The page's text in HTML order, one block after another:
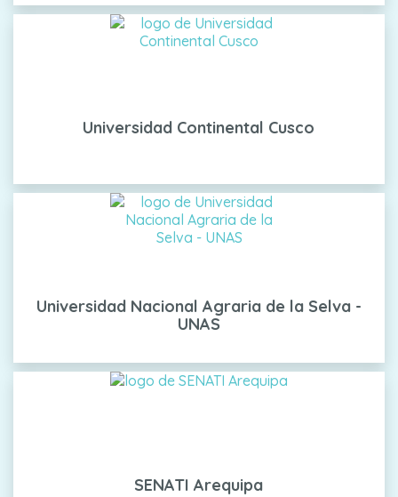
Universidad Continental Cusco
Universidad Nacional Agraria de la Selva -
UNAS
SENATI Arequipa